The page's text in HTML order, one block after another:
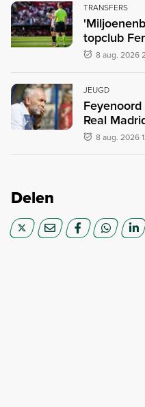
TRANSFERS
topclub
8 aug. 2026
JEUGD
Real
8 aug. 2026
Delen